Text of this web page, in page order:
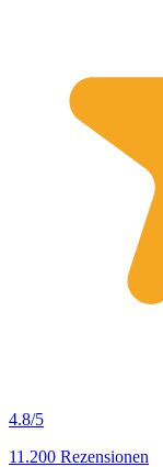
4.8/5
11.200 Rezensionen